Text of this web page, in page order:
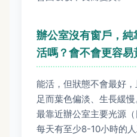
辦公室沒有窗戶，
活嗎？會不會更容易
能活，但狀態不會最好
足而葉色偏淡、生長緩
最靠近辦公室主要光源
每天有至少8-10小時的